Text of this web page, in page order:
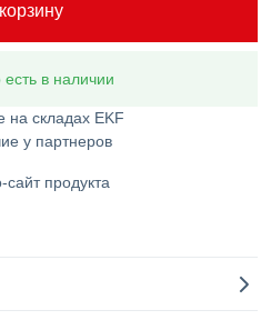
есть в наличии
на складах EKF
у партнеров
продукта